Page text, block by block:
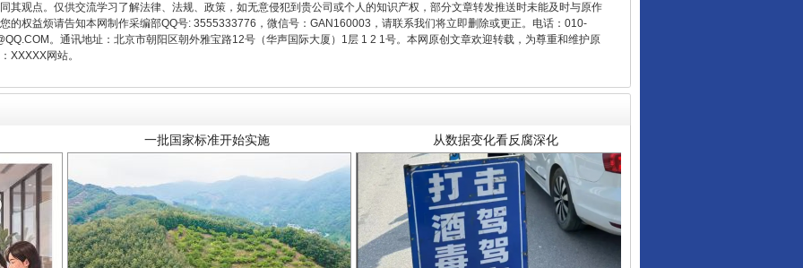
其观点。仅供交流学习了解法律、法规、政策，如无意侵犯到贵公司或个人的知识产权，部分文章转发推送时未能及时与原作
的权益烦请告知本网制作采编部QQ号: 3555333776，微信号：GAN160003，请联系我们将立即删除或更正。电话：010-
。通讯地址：北京市朝阳区朝外雅宝路12号（华声国际大厦）1层 1 2 1号。本网原创文章欢迎转载，为尊重和维护原
XXXXX网站。
一批国家标准开始实施 从数据变化看反腐深化
以产业富民促振兴 酒驾未被当场查获能处罚吗